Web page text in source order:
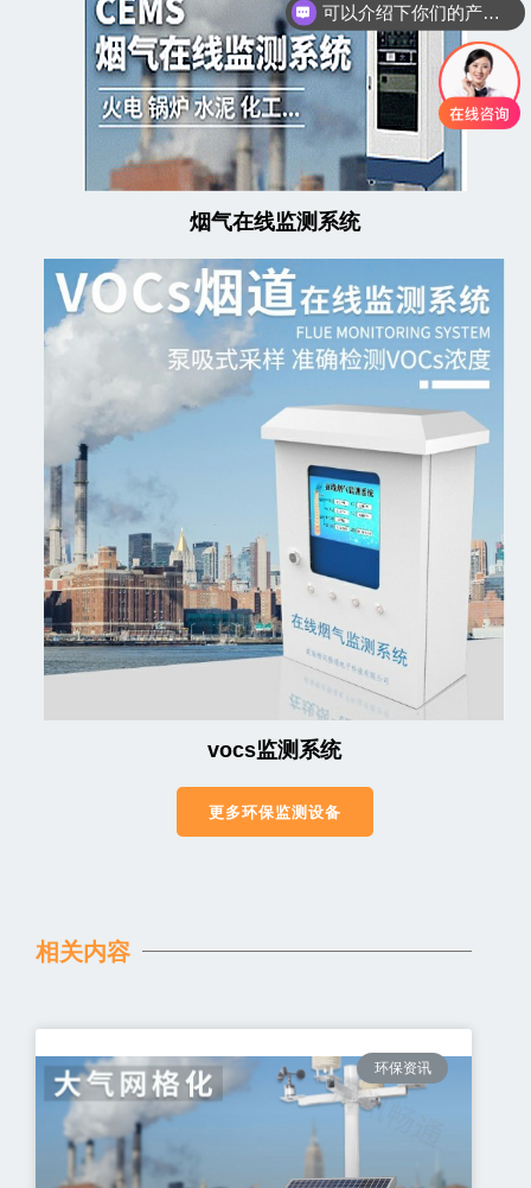
烟气在线监测系统
vocs监测系统
更多环保监测设备
相关内容
环保资讯
可以介绍下你们的产品么